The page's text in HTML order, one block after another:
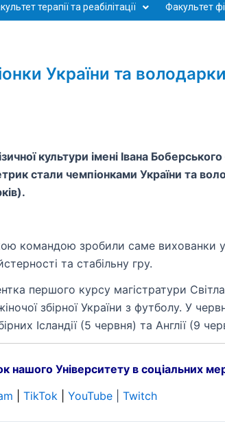
терапії та реабілітації Факультет
України та
культури імені Івана
стали чемпіонками України та
командою зробили саме вихованки
та стабільну гру.
першого курсу магістратури
збірної України з футболу. У
Ісландії (5 червня) та Англії (9
нашого Університету в соціальних
TikTok YouTube| Twitch